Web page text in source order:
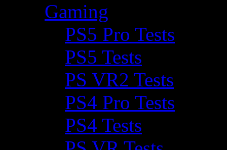
Gaming
PS5 Pro Tests
PS5 Tests
PS VR2 Tests
PS4 Pro Tests
PS4 Tests